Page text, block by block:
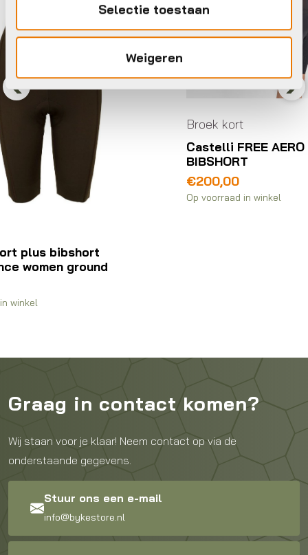
Selectie toestaan
Weigeren
Broek kort
Castelli FREE AERO RACE S
BIBSHORT
€ 200,00
Op voorraad in winkel
Graag in contact komen?
Wij staan voor je klaar! Neem contact op via de
onderstaande gegevens.
Stuur ons een e-mail
info@bykestore.nl